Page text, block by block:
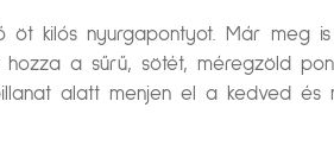
kilós nyurgapontyot. Már meg is
a sűrű, sötét, méregzöld
alatt menjen el a kedved és